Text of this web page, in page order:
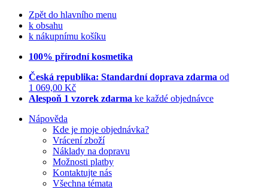
Zpět do hlavního menu
k obsahu
k nákupnímu košíku
100% přírodní kosmetika
Česká republika: Standardní doprava zdarma od
1 069,00 Kč
Alespoň 1 vzorek zdarma ke každé objednávce
Nápověda
Kde je moje objednávka?
Vrácení zboží
Náklady na dopravu
Možnosti platby
Kontaktujte nás
Všechna témata